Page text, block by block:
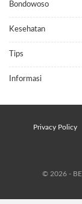
Bondowoso
Kesehatan
Tips
Informasi
Privacy Policy
© 2026 -